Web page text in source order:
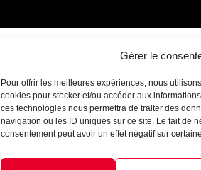
Gérer le
Pour offrir les meilleures expériences, nous
cookies pour stocker et/ou accéder aux
ces technologies nous permettra de traiter des
navigation ou les ID uniques sur ce site. Le fait de
consentement peut avoir un effet négatif sur